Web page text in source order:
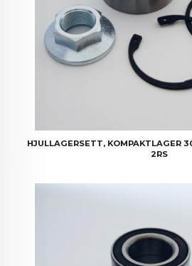
HJULLAGERSETT, KOMPAKTLAGER
2RS